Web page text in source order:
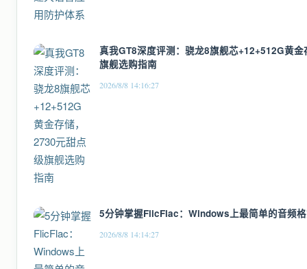
真我GT8深度评测：骁龙8旗舰芯+12+512G黄
旗舰选购指南
2026/8/8 14:16:27
5分钟掌握FlicFlac：Windows上最简单的音频
2026/8/8 14:14:27